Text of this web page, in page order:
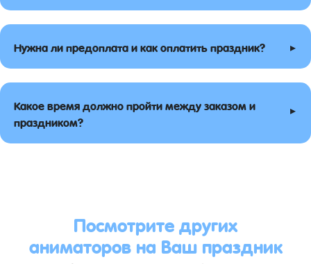
Нужна ли предоплата и как оплатить праздник? ▸
Какое время должно пройти между заказом и
праздником?
▸
Посмотрите других
аниматоров на Ваш праздник